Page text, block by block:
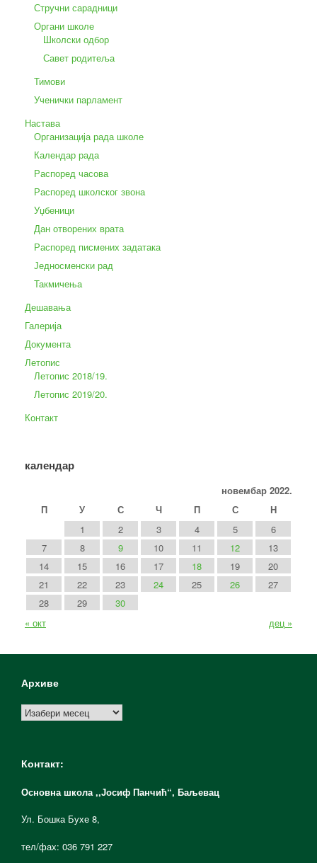
Стручни сарадници
Органи школе
Школски одбор
Савет родитеља
Тимови
Ученички парламент
Настава
Организација рада школе
Календар рада
Распоред часова
Распоред школског звона
Уџбеници
Дан отворених врата
Распоред писмених задатака
Једносменски рад
Такмичења
Дешавања
Галерија
Документа
Летопис
Летопис 2018/19.
Летопис 2019/20.
Контакт
календар
новембар 2022.
П
У С Ч П С
Н
1
2 3 4 5
6
7
8 9 10 11 12
13
14
15 16 17 18 19
20
21
22 23 24 25 26
27
28
29
30
« окт
дец »
Архиве
Архиве
Контакт:
Основна школа ,,Јосиф Панчић“, Баљевац
Ул. Бошка Бухе 8,
тел/фах: 036 791 227